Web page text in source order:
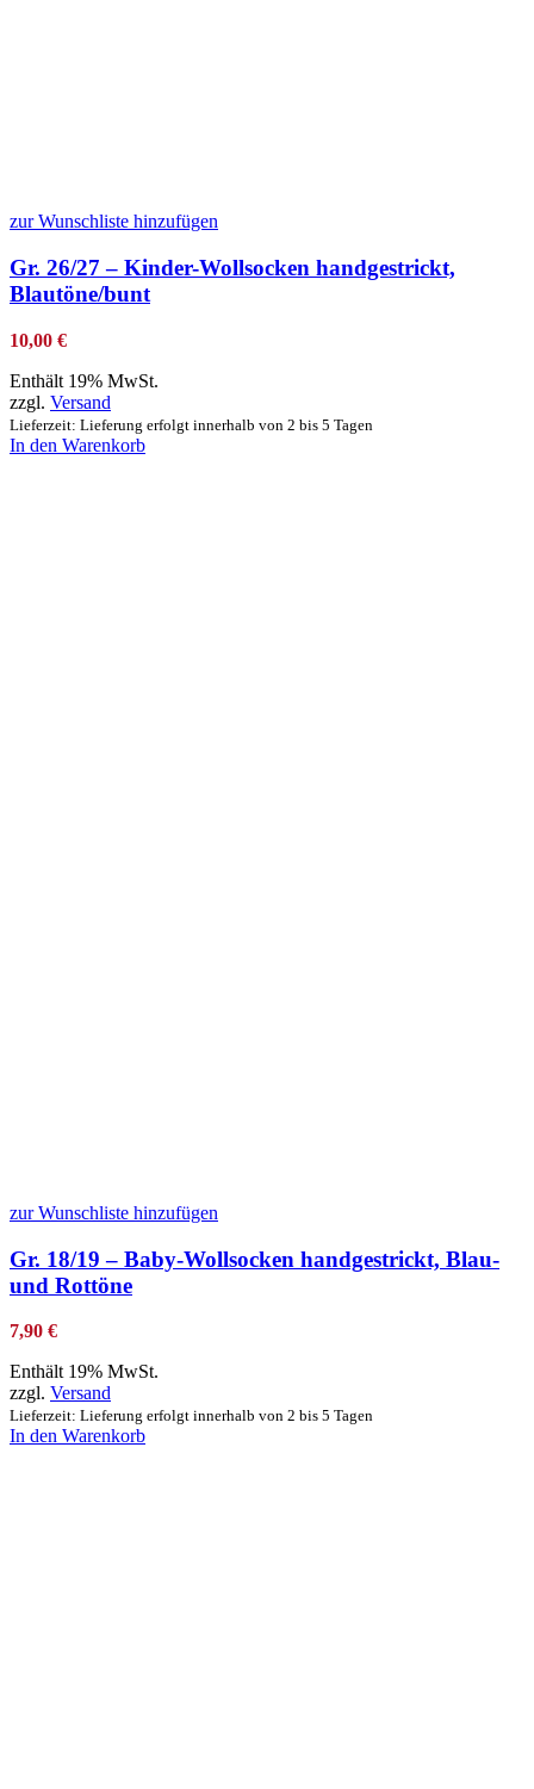
zur Wunschliste hinzufügen
Gr. 26/27 – Kinder-Wollsocken handgestrickt,
Blautöne/bunt
10,00 €
Enthält 19% MwSt.
zzgl. Versand
Lieferzeit: Lieferung erfolgt innerhalb von 2 bis 5 Tagen
In den Warenkorb
zur Wunschliste hinzufügen
Gr. 18/19 – Baby-Wollsocken handgestrickt, Blau-
und Rottöne
7,90 €
Enthält 19% MwSt.
zzgl. Versand
Lieferzeit: Lieferung erfolgt innerhalb von 2 bis 5 Tagen
In den Warenkorb